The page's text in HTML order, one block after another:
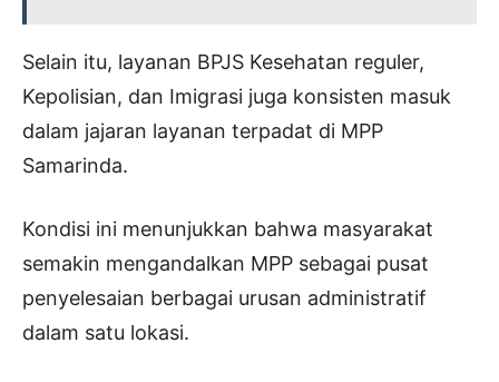
Selain itu, layanan BPJS Kesehatan reguler,
Kepolisian, dan Imigrasi juga konsisten masuk
dalam jajaran layanan terpadat di MPP
Samarinda.
Kondisi ini menunjukkan bahwa masyarakat
semakin mengandalkan MPP sebagai pusat
penyelesaian berbagai urusan administratif
dalam satu lokasi.